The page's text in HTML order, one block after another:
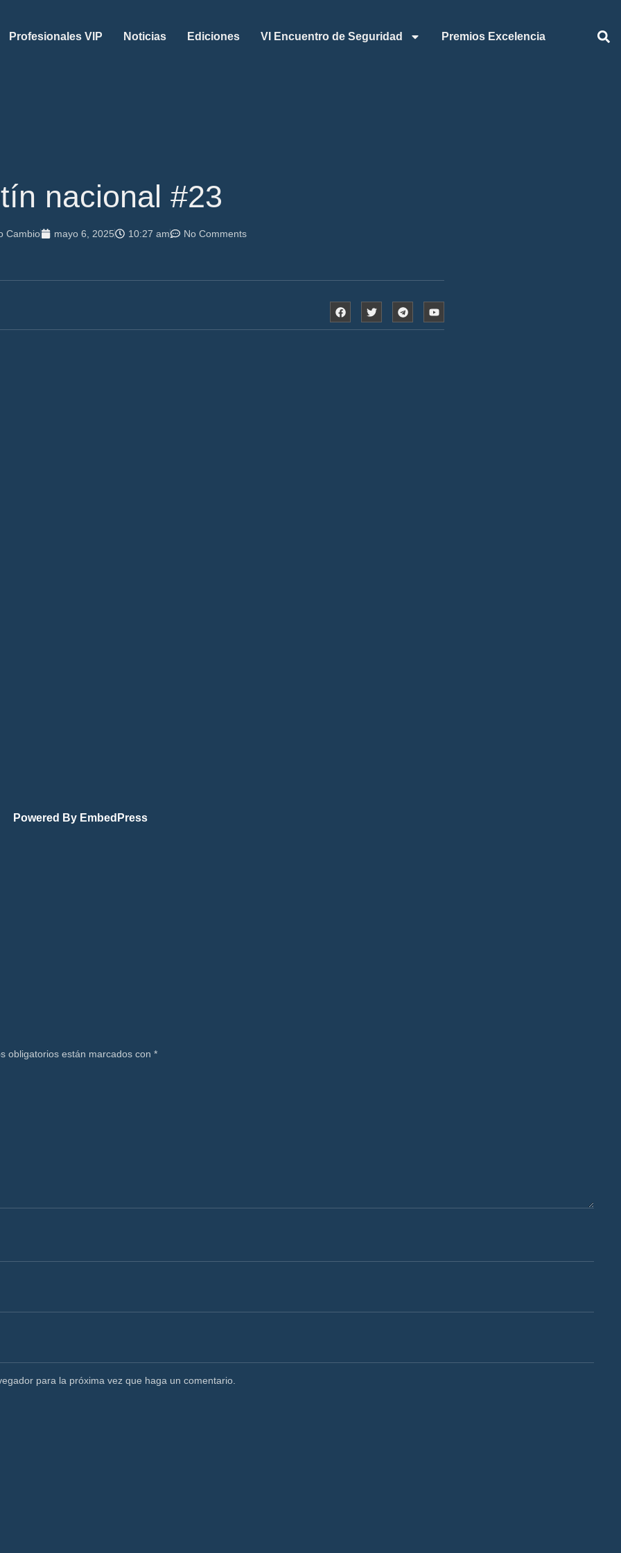
Profesionales VIP Noticias Ediciones VI Encuentro de Seguridad Premios Excelencia
nacional #23
Cambio mayo 6, 2025 10:27 am No Comments
Powered By EmbedPress
obligatorios están marcados con*
para la próxima vez que haga un comentario.